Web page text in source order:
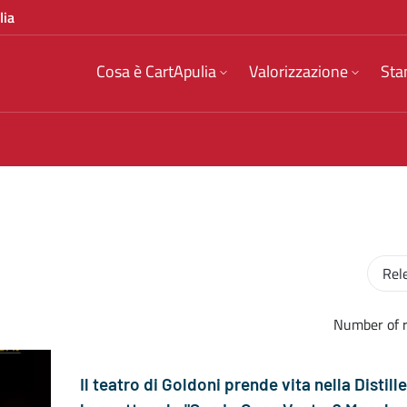
Cosa è CartApulia Valorizzazione
Sort
Number of
Il teatro di Goldoni prende vita nella